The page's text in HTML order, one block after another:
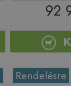
92
Rendelésre